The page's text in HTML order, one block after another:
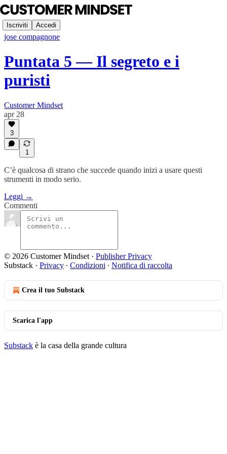
Iscriviti Accedi
jose compagnone
Puntata 5 — Il segreto e i
puristi
Customer Mindset
apr 28
3
1
C’è qualcosa di strano che succede quando inizi a usare questi
strumenti in modo serio.
Leggi →
Commenti
© 2026 Customer Mindset · Publisher Privacy
Substack · Privacy ∙ Condizioni ∙ Notifica di raccolta
Crea il tuo Substack
Scarica l'app
Substack è la casa della grande cultura